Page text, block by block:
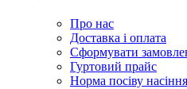
Про нас
Доставка і оплата
Сформувати
Гуртовий прайс
Норма посіву насіння